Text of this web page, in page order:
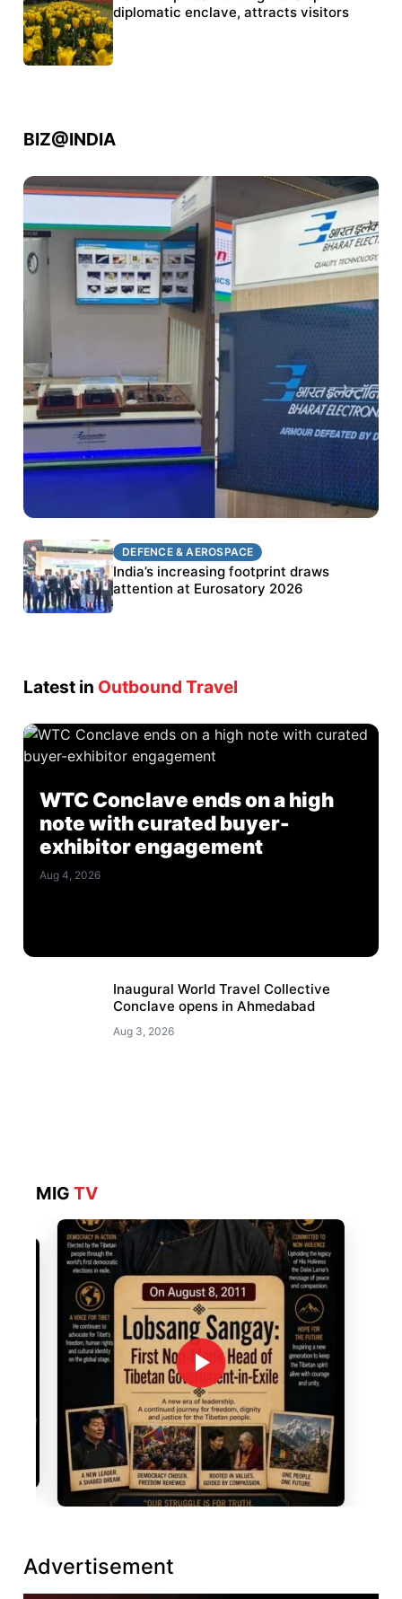
police crackdowndiplomatic enclave, attracts visitors
BIZ@INDIA
DEFENCE & AEROSPACE
BEL targets stronger export growth through
Eurosatory participation
DEFENCE & AEROSPACE
India’s increasing footprint draws
attention at Eurosatory 2026
Latest in Outbound Travel
WTC Conclave ends on a high
note with curated buyer-
exhibitor engagement
Aug 4, 2026
Inaugural World Travel Collective
Conclave opens in Ahmedabad
Aug 3, 2026
MIGTV
Advertisement